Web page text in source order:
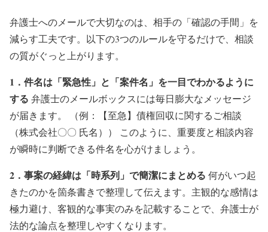
弁護士へのメールで大切なのは、相手の「確認の手間」を
減らす工夫です。以下の3つのルールを守るだけで、相談
の質がぐっと上がります。
1．件名は「緊急性」と「案件名」を一目でわかるように
する 弁護士のメールボックスには毎日膨大なメッセージ
が届きます。 （例：【至急】債権回収に関するご相談
（株式会社〇〇 氏名）） このように、重要度と相談内容
が瞬時に判断できる件名を心がけましょう。
2．事案の経緯は「時系列」で簡潔にまとめる 何がいつ起
きたのかを箇条書きで整理して伝えます。主観的な感情は
極力避け、客観的な事実のみを記載することで、弁護士が
法的な論点を整理しやすくなります。